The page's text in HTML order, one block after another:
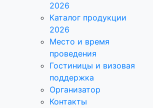
2026
Каталог продукции
2026
Место и время
проведения
Гостиницы и визовая
поддержка
Организатор
Контакты